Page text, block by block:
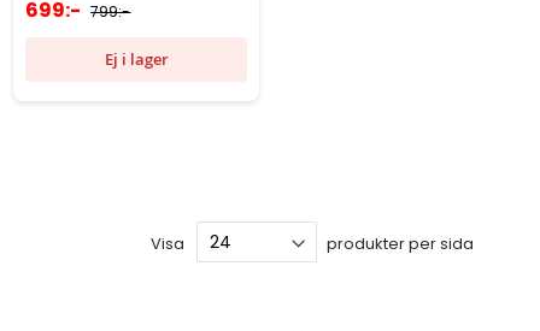
699:- 799:-
Ej i lager
Visa produkter per sida